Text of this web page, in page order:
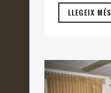
LLEGEIX MÉS